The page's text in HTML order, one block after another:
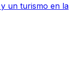
un turismo en la